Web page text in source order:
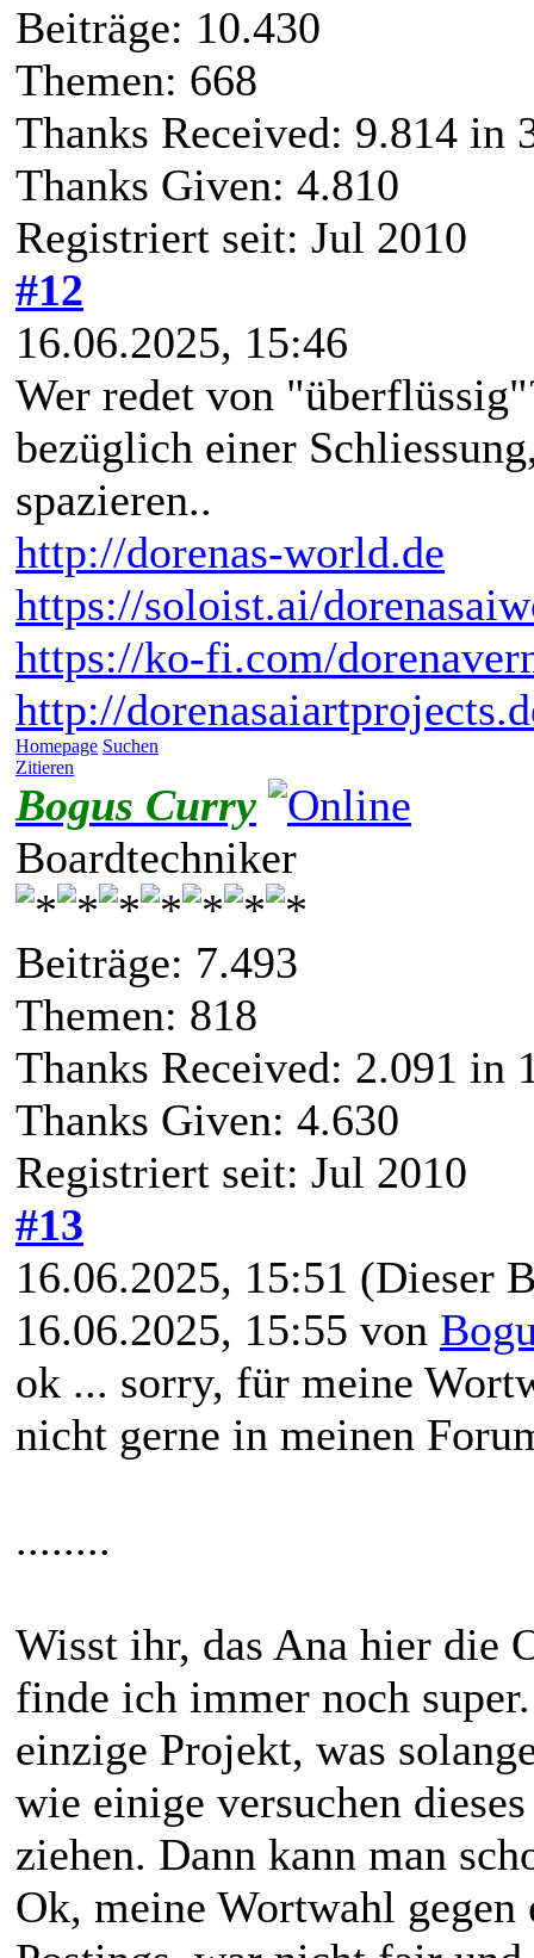
Beiträge: 10.430
Themen: 668
Thanks Received: 9.814 in
Thanks Given: 4.810
Registriert seit: Jul 2010
#12
16.06.2025, 15:46
Wer redet von
bezüglich einer
spazieren..
http://dorenas-world.de
https://soloist.ai/
https://ko-fi.com/
http://
Homepage Suchen
Zitieren
Bogus Curry
Boardtechniker
Beiträge: 7.493
Themen: 818
Thanks Received: 2.091 in
Thanks Given: 4.630
Registriert seit: Jul 2010
#13
16.06.2025, 15:51 (Dieser
16.06.2025, 15:55 von
ok ... sorry, für meine
nicht gerne in meinen
........
Wisst ihr, das Ana hier die
finde ich immer noch
einzige Projekt, was
wie einige versuchen
ziehen. Dann kann man
Ok, meine Wortwahl